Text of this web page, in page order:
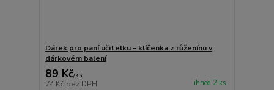
Dárek pro paní učitelku – klíčenka z růženínu v
dárkovém balení
89 Kč/ks
74 Kč bez DPH ihned 2 ks